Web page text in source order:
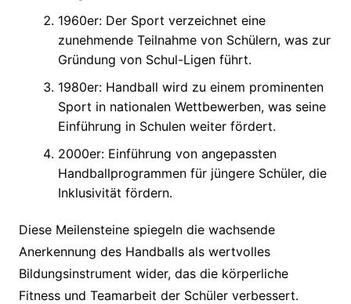
1960er: Der Sport verzeichnet eine
zunehmende Teilnahme von Schülern, was zur
Gründung von Schul-Ligen führt.
1980er: Handball wird zu einem prominenten
Sport in nationalen Wettbewerben, was seine
Einführung in Schulen weiter fördert.
2000er: Einführung von angepassten
Handballprogrammen für jüngere Schüler, die
Inklusivität fördern.
Diese Meilensteine spiegeln die wachsende
Anerkennung des Handballs als wertvolles
Bildungsinstrument wider, das die körperliche
Fitness und Teamarbeit der Schüler verbessert.